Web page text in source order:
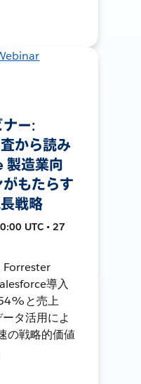
ー:
から読み
製造業向
もたらす
戦略
UTC • 27
Forrester
導入
と売上
タ活用によ
の戦略的価値